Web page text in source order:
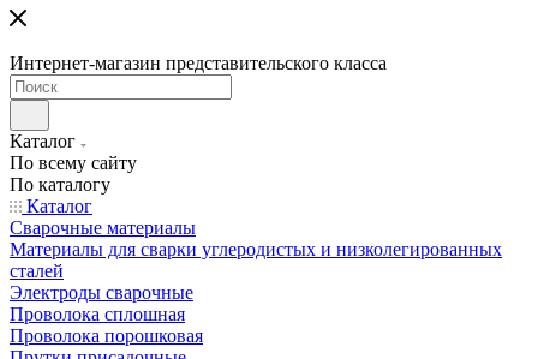
Интернет-магазин представительского класса
Каталог
По всему сайту
По каталогу
Каталог
Сварочные материалы
Материалы для сварки углеродистых и низколегированных
сталей
Электроды сварочные
Проволока сплошная
Проволока порошковая